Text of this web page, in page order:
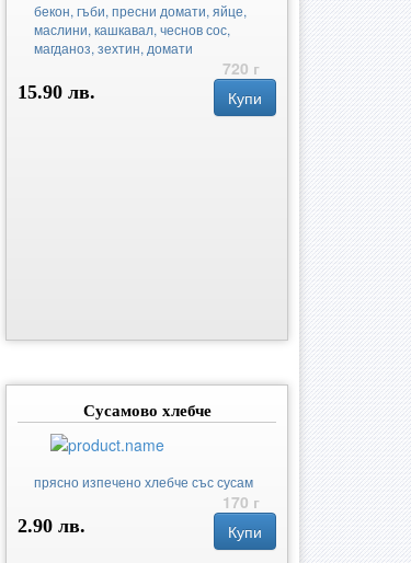
бекон, гъби, пресни домати, яйце,
маслини, кашкавал, чеснов сос,
магданоз, зехтин, домати
720 г
15.90 лв.
Купи
Сусамово хлебче
прясно изпечено хлебче със сусам
170 г
2.90 лв.
Купи